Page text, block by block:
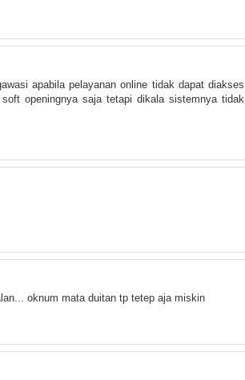
apabila pelayanan online tidak dapat diakses
openingnya saja tetapi dikala sistemnya tidak
oknum mata duitan tp tetep aja miskin